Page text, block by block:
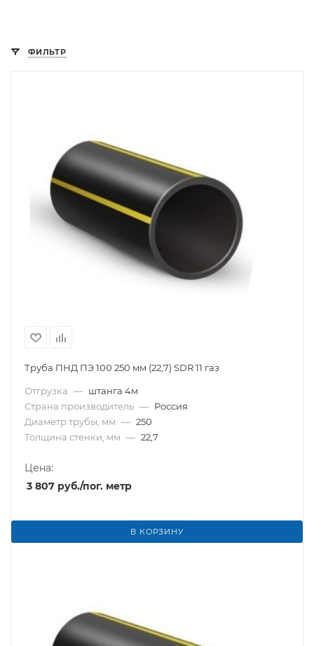
ФИЛЬТР
Труба ПНД ПЭ 100 250 мм (22,7) SDR 11 газ
Отгрузка — штанга 4м
Страна производитель — Россия
Диаметр трубы, мм — 250
Толщина стенки, мм — 22,7
Цена:
3 807 руб./пог. метр
В КОРЗИНУ